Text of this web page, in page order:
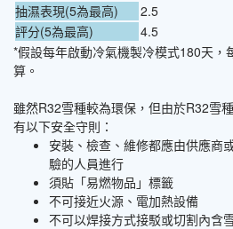
抽濕表現(5為最高) 2.5
評分(5為最高)
4.5
*假設每年啟動冷氣機製冷模式180天，
算。
雖然R32雪種較為環保，但由於R32雪
有以下安全守則：
安裝、檢查、維修都應由供應商
驗的人員進行
須貼「易燃物品」標籤
不可接近火源、電加熱設備
不可以焊接方式接駁或切割內含